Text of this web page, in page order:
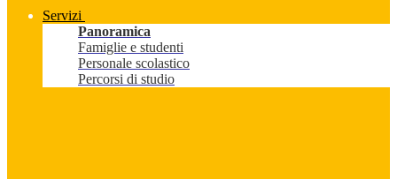
Servizi
Panoramica
Famiglie e studenti
Personale scolastico
Percorsi di studio